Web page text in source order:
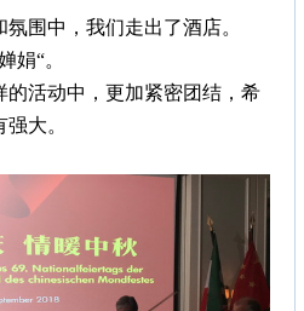
围中，我们走出了酒店。
娟“。
活动中，更加紧密团结，希
大。